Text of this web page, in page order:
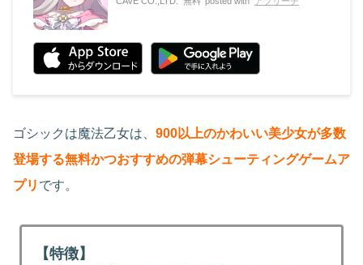
ゴシックは魔法乙女は、 900以上のかわいい美少女が多数
登場する無料かつおすすめの弾幕シューティングゲームア
プリ です。
【特徴】